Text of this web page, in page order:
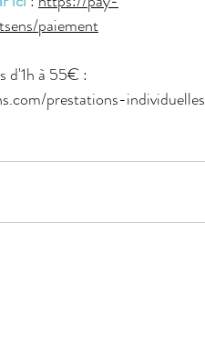
paiement
d'1h à 55€ :
prestations-individuelles